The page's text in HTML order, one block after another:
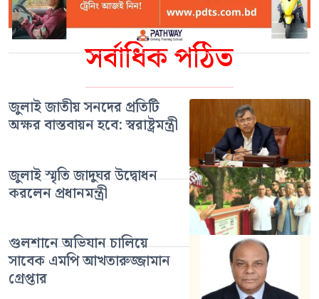
সর্বাধিক পঠিত
জুলাই জাতীয় সনদের প্রতিটি
অক্ষর বাস্তবায়ন হবে: স্বরাষ্ট্রমন্ত্রী
জুলাই স্মৃতি জাদুঘর উদ্বোধন
করলেন প্রধানমন্ত্রী
গুলশানে অভিযান চালিয়ে
সাবেক এমপি আখতারুজ্জামান
গ্রেপ্তার